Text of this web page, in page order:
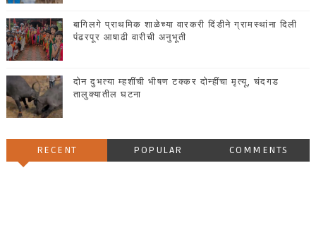
बागिलगे प्राथमिक शाळेच्या वारकरी दिंडीने ग्रामस्थांना दिली
पंढरपूर आषाढी वारीची अनुभूती
दोन दुभत्या म्हशींची भीषण टक्कर दोन्हींचा मृत्यू, चंदगड
तालुक्यातील घटना
RECENT POPULAR COMMENTS